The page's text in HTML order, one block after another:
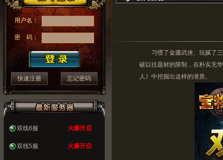
习惯了金庸武侠、玩腻了三
破以往题材的限制，在朴实无
人》中挖掘出这样的潜质。
用户名：
密 码：
快速注册 忘记密码
火爆开启
双线6服
火爆开启
双线5服